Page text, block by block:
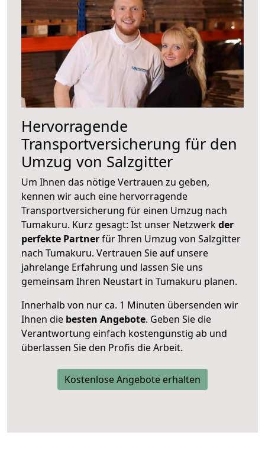
Hervorragende
Transportversicherung für den
Umzug von Salzgitter
Um Ihnen das nötige Vertrauen zu geben,
kennen wir auch eine hervorragende
Transportversicherung für einen Umzug nach
Tumakuru. Kurz gesagt: Ist unser Netzwerkder
perfekte Partnerfür Ihren Umzug von Salzgitter
nach Tumakuru. Vertrauen Sie auf unsere
jahrelange Erfahrung und lassen Sie uns
gemeinsam Ihren Neustart in Tumakuru planen.
Innerhalb von nur ca. 1 Minuten übersenden wir
Ihnen die besten Angebote. Geben Sie die
Verantwortung einfach kostengünstig ab und
überlassen Sie den Profis die Arbeit.
Kostenlose Angebote erhalten